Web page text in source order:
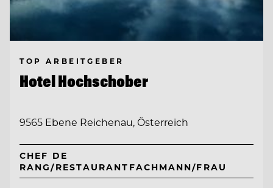
TOP ARBEITGEBER
Hotel Hochschober
9565 Ebene Reichenau, Österreich
CHEF DE
RANG/RESTAURANTFACHMANN/FRAU